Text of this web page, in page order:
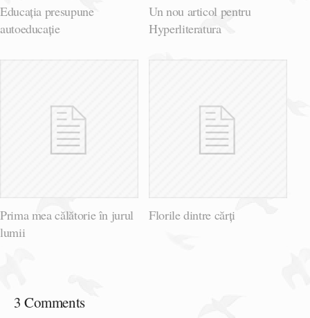
Educația presupune
autoeducație
Un nou articol pentru
Hyperliteratura
Prima mea călătorie în jurul
lumii
Florile dintre cărți
3 Comments